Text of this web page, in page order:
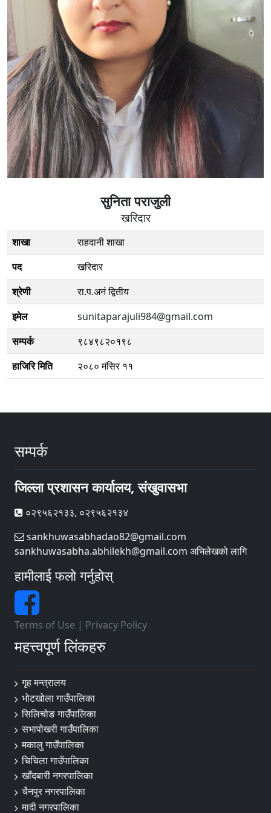
सुनिता पराजुली
खरिदार
शाखा
राहदानी शाखा
पद
खरिदार
श्रेणी
रा.प.अनं द्वितीय
इमेल
sunitaparajuli984@gmail.com
सम्पर्क
९८४९८२०१९८
हाजिरि मिति
२०८० मंसिर ११
सम्पर्क
जिल्ला प्रशासन कार्यालय, संखुवासभा
०२९५६२१३३, ०२९५६२१३४
sankhuwasabhadao82@gmail.com
sankhuwasabha.abhilekh@gmail.com अभिलेखको लागि
हामीलाई फलो गर्नुहोस्
Terms of Use | Privacy Policy
महत्त्वपूर्ण लिंकहरु
गृह मन्त्रालय
भोटखोला गाउँपालिका
सिलिचोङ गाउँपालिका
सभापोखरी गाउँपालिका
मकालु गाउँपालिका
चिचिला गाउँपालिका
खाँदबारी नगरपालिका
चैनपुर नगरपालिका
मादी नगरपालिका